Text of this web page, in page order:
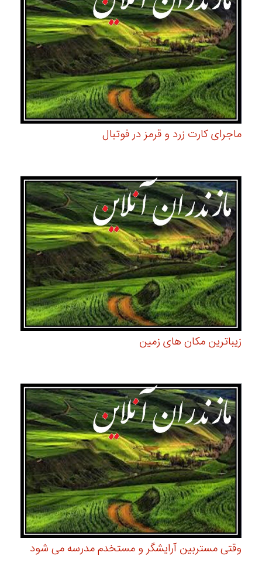
ماجرای کارت زرد و قرمز در فوتبال
زیباترین مکان های زمین
وقتی مستربین آرایشگر و مستخدم مدرسه می شود